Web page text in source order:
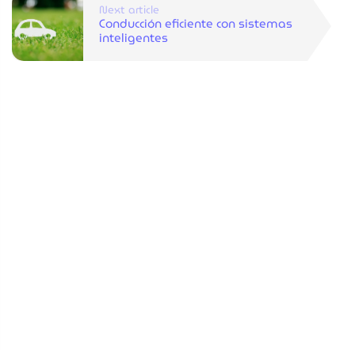
Next article
Conducción eficiente con sistemas
inteligentes